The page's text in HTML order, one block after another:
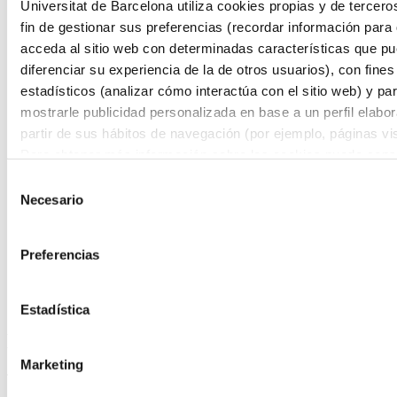
Universitat de Barcelona utiliza cookies propias y de
fin de gestionar sus preferencias (recordar información para
acceda al sitio web con determinadas características que
diferenciar su experiencia de la de otros usuarios), con fines
estadísticos (analizar cómo interactúa con el sitio web) y
mostrarle publicidad personalizada en base a un perfil
partir de sus hábitos de navegación (por ejemplo, páginas
Necesario
Preferencias
Estadística
Marketing
Futuros estudiantes
Cómo matricularse
Estudiar y vivir en Barcelona
Preguntas frecuentes
¿Por qué IL3-UB?
Qué opinan nuestros alumnos
Metodología IL3-UB
10 motivos por los que estudiar en IL3-UB
Tu carrera profesional
Bolsa de trabajo
El centro
Horarios de atención